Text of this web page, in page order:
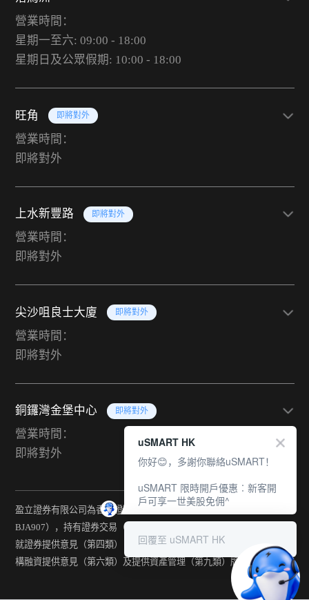
營業時間：
星期一至六: 09:00 - 18:00
星期日及公眾假期: 10:00 - 18:00
旺角 即將對外
營業時間：
即將對外
上水新豐路 即將對外
營業時間：
即將對外
尖沙咀良士大廈 即將對外
營業時間：
即將對外
銅鑼灣金堡中心 即將對外
營業時間：
即將對外
盈立證券有限公司為香港證監會持牌法團（中央編號：
BJA907），持有證券交易（第一類） 、期貨合約交易(第二類) 、
就證券提供意見（第四類） 、就期貨合約提供意見(第五類) 、就機
構融資提供意見（第六類）及提供資產管理（第九類）牌照。
uSMART HK
你好😊，多謝你聯絡uSMART！
uSMART 限時開戶優惠︰新客開
戶可享一世美股免佣^
回覆至 uSMART HK